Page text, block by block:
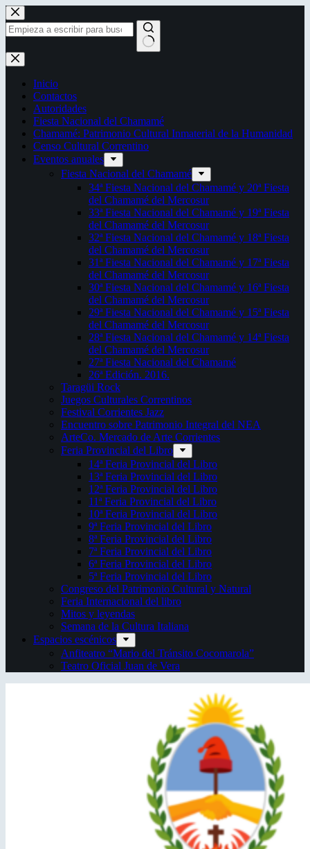
Saltar
al
contenido
Sin
resultados
Inicio
Contactos
Autoridades
Fiesta Nacional del Chamamé
Chamamé: Patrimonio Cultural Inmaterial de la Humanidad
Censo Cultural Correntino
Eventos anuales
Fiesta Nacional del Chamamé
34ª Fiesta Nacional del Chamamé y 20ª Fiesta
del Chamamé del Mercosur
33ª Fiesta Nacional del Chamamé y 19ª Fiesta
del Chamamé del Mercosur
32ª Fiesta Nacional del Chamamé y 18ª Fiesta
del Chamamé del Mercosur
31ª Fiesta Nacional del Chamamé y 17ª Fiesta
del Chamamé del Mercosur
30ª Fiesta Nacional del Chamamé y 16ª Fiesta
del Chamamé del Mercosur
29ª Fiesta Nacional del Chamamé y 15ª Fiesta
del Chamamé del Mercosur
28ª Fiesta Nacional del Chamamé y 14ª Fiesta
del Chamamé del Mercosur
27ª Fiesta Nacional del Chamamé
26ª Edición. 2016.
Taragüi Rock
Juegos Culturales Correntinos
Festival Corrientes Jazz
Encuentro sobre Patrimonio Integral del NEA
ArteCo. Mercado de Arte Corrientes
Feria Provincial del Libro
14ª Feria Provincial del Libro
13ª Feria Provincial del Libro
12ª Feria Provincial del Libro
11ª Feria Provincial del Libro
10ª Feria Provincial del Libro
9ª Feria Provincial del Libro
8ª Feria Provincial del Libro
7ª Feria Provincial del Libro
6ª Feria Provincial del Libro
5ª Feria Provincial del Libro
Congreso del Patrimonio Cultural y Natural
Feria Internacional del libro
Mitos y leyendas
Semana de la Cultura Italiana
Espacios escénicos
Anfiteatro “Mario del Tránsito Cocomarola”
Teatro Oficial Juan de Vera